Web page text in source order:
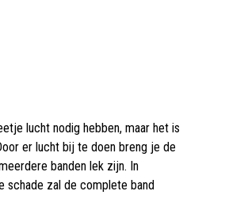
lucht nodig hebben, maar het is
er lucht bij te doen breng je de
banden lek zijn. In
schade zal de complete band